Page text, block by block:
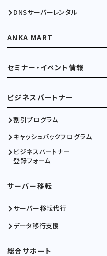
DNSサーバーレンタル
ANKA MART
セミナー・イベント情報
ビジネスパートナー
割引プログラム
キャッシュバックプログラム
ビジネスパートナー
登録フォーム
サーバー移転
サーバー移転代行
データ移行支援
総合サポート